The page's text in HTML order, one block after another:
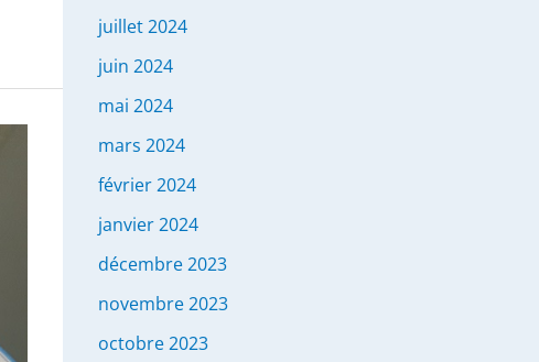
juillet 2024
juin 2024
mai 2024
mars 2024
février 2024
janvier 2024
décembre 2023
novembre 2023
octobre 2023